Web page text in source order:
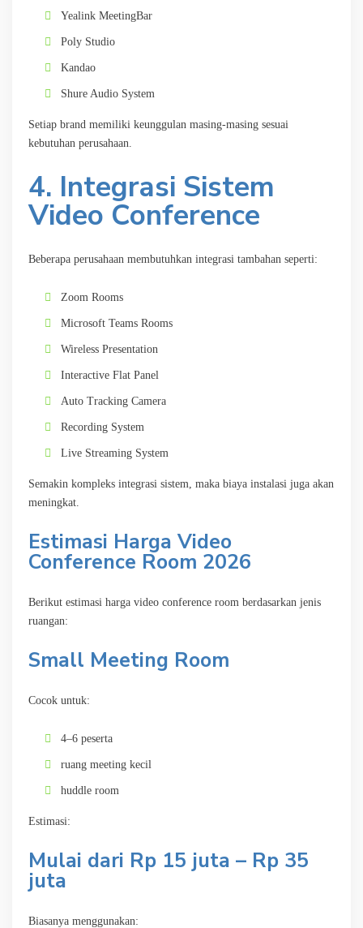
Yealink MeetingBar
Poly Studio
Kandao
Shure Audio System
Setiap brand memiliki keunggulan masing-masing sesuai
kebutuhan perusahaan.
4. Integrasi Sistem
Video Conference
Beberapa perusahaan membutuhkan integrasi tambahan seperti:
Zoom Rooms
Microsoft Teams Rooms
Wireless Presentation
Interactive Flat Panel
Auto Tracking Camera
Recording System
Live Streaming System
Semakin kompleks integrasi sistem, maka biaya instalasi juga akan
meningkat.
Estimasi Harga Video
Conference Room 2026
Berikut estimasi harga video conference room berdasarkan jenis
ruangan:
Small Meeting Room
Cocok untuk:
4–6 peserta
ruang meeting kecil
huddle room
Estimasi:
Mulai dari Rp 15 juta – Rp 35
juta
Biasanya menggunakan: